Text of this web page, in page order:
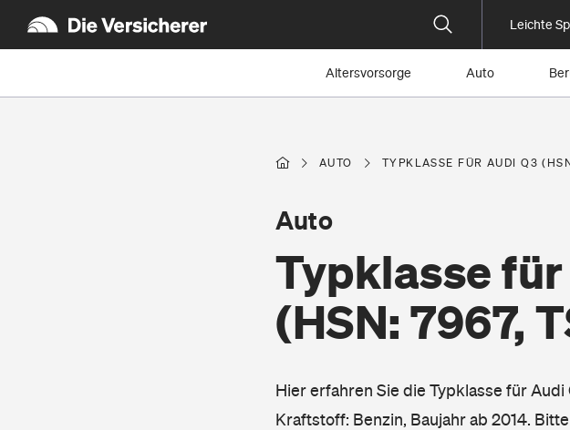
Leichte
Altersvorsorge Auto
AUTO TYPKLASSE FÜR AUDI Q3
Typklasse
(HSN: 7967,
Auto
Hier erfahren Sie die Typklasse für Audi
Kraftstoff: Benzin, Baujahr ab 2014.